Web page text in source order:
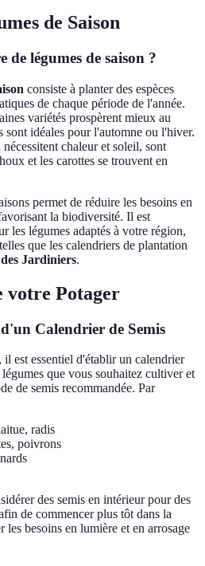
de Saison
de légumes de saison ?
consiste à planter des espèces
de chaque période de l'année.
variétés prospèrent mieux au
sont idéales pour l'automne ou l'hiver.
chaleur et soleil, sont
et les carottes se trouvent en
permet de réduire les besoins en
la biodiversité. Il est
les légumes adaptés à votre région,
que les calendriers de plantation
Jardiniers.
votre Potager
Calendrier de Semis
est essentiel d'établir un calendrier
que vous souhaitez cultiver et
de semis recommandée. Par
radis
poivrons
des semis en intérieur pour des
de commencer plus tôt dans la
les besoins en lumière et en arrosage